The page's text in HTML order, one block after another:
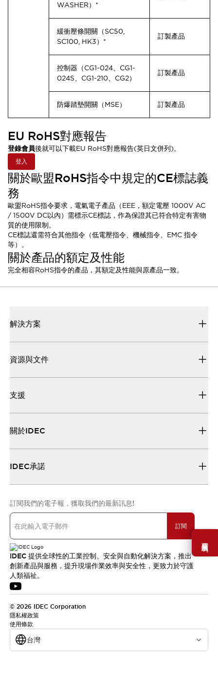
需要幫助嗎？
WASHER）*
緩衝壓條開關（SC50,
SC100, HK3）*
訂製產品
控制器（CG1-024、CG1-
024S、CG1-210、CG2）
訂製產品
防爆踏墊開關（MSE） 訂製產品
EU RoHS對應報告
登錄會員後就可以下載EU RoHS對應報告(英日文併列)。
登入
關於歐盟RoHS指令中規定的CE標誌義
務
歐盟RoHS指令要求，電氣電子產品（EEE，額定電壓 1000V AC
/ 1500V DC以內）需標示CE標誌，作為保證其已符合特定有害物
質的使用限制。
CE標誌還需符合其他指令（低電壓指令、機械指令、EMC 指令
等）。
關於產品的額定及性能
完全相容RoHS指令的產品，其額定及性能與原產品一致。
解決方案
資源與文件
支援
關於IDEC
IDEC承諾
訂閱我們的電子報，獲取我們的最新訊息!
訂閱
IDEC 提供全球性的工業控制、安全與自動化解決方案，推出
創新產品與服務，提升現場作業效率與安全性，更致力於守護
人類福祉。
© 2026 IDEC Corporation
隱私權政策
使用條款
台灣